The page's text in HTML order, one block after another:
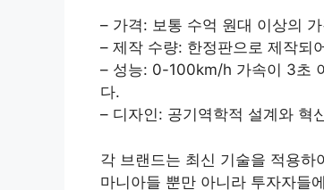
– 가격: 보통 수억 원대 이상의
– 제작 수량: 한정판으로 제작되
– 성능: 0-100km/h 가속이 3초
다.
– 디자인: 공기역학적 설계와 혁
각 브랜드는 최신 기술을 적용
마니아들 뿐만 아니라 투자자들